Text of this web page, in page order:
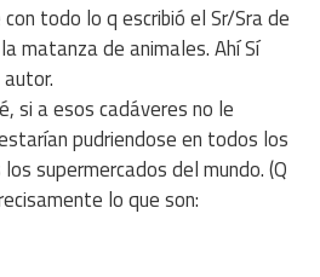
todo lo q escribió el Sr/Sra de
matanza de animales. Ahí Sí
si a esos cadáveres no le
pudriendose en todos los
supermercados del mundo. (Q
lo que son: